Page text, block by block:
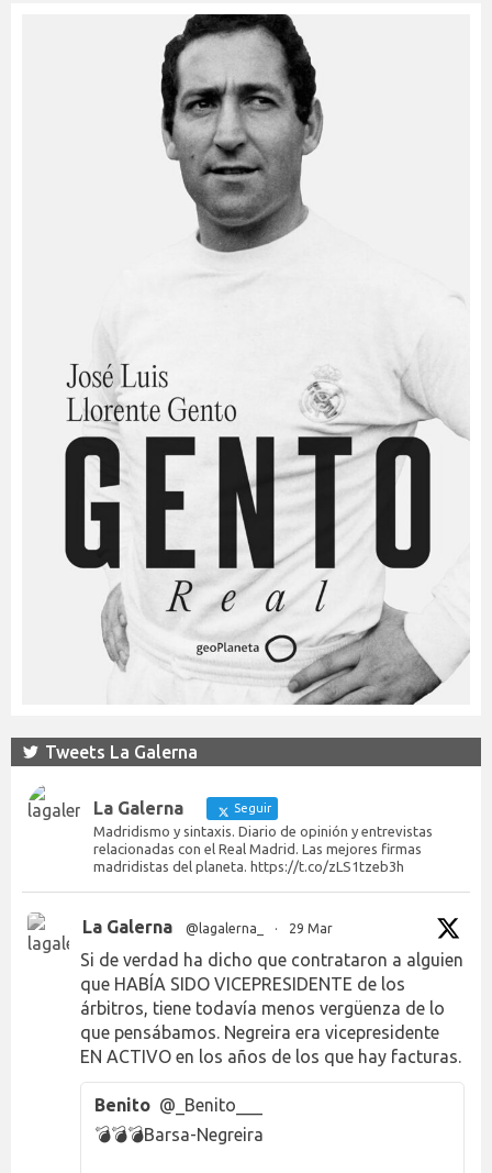
Tweets La Galerna
La Galerna Seguir
Madridismo y sintaxis. Diario de opinión y entrevistas
relacionadas con el Real Madrid. Las mejores firmas
madridistas del planeta. https://t.co/zLS1tzeb3h
La Galerna @lagalerna_ · 29 Mar
Si de verdad ha dicho que contrataron a alguien
que HABÍA SIDO VICEPRESIDENTE de los
árbitros, tiene todavía menos vergüenza de lo
que pensábamos. Negreira era vicepresidente
EN ACTIVO en los años de los que hay facturas.
Benito @_Benito___
💣💣💣Barsa-Negreira